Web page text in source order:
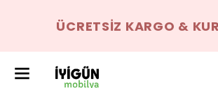
ÜCRETSIZ KARGO &